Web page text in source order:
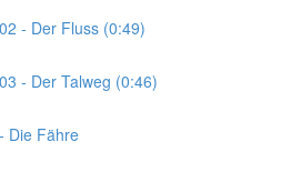
- Der Fluss (0:49)
- Der Talweg (0:46)
Die Fähre